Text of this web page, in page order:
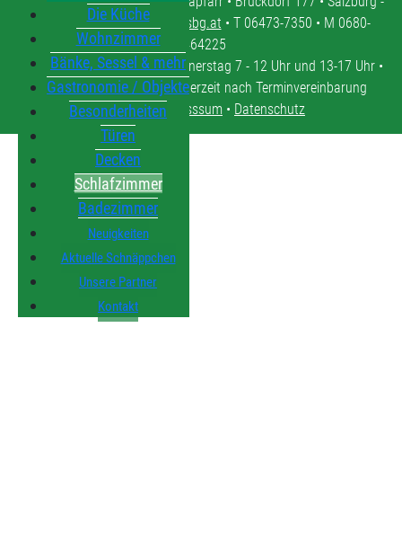
Die Küche
Wohnzimmer
Bänke, Sessel & mehr
Gastronomie / Objekte
Besonderheiten
Türen
Decken
Schlafzimmer
Badezimmer
Neuigkeiten
Aktuelle Schnäppchen
Unsere Partner
Kontakt
Lungau • tischlerei.moser@sbg.at • T 06473-7350 • M 0680-
4464225
Öffnungszeiten: Montag - Donnerstag 7 - 12 Uhr und 13-17 Uhr •
Freitag 7 - 12 Uhr • oder jederzeit nach Terminvereinbarung
Kontakt•Impresssum • Datenschutz